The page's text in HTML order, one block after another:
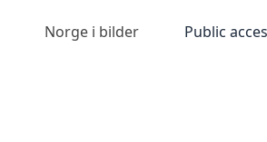
Norge i bilder Public